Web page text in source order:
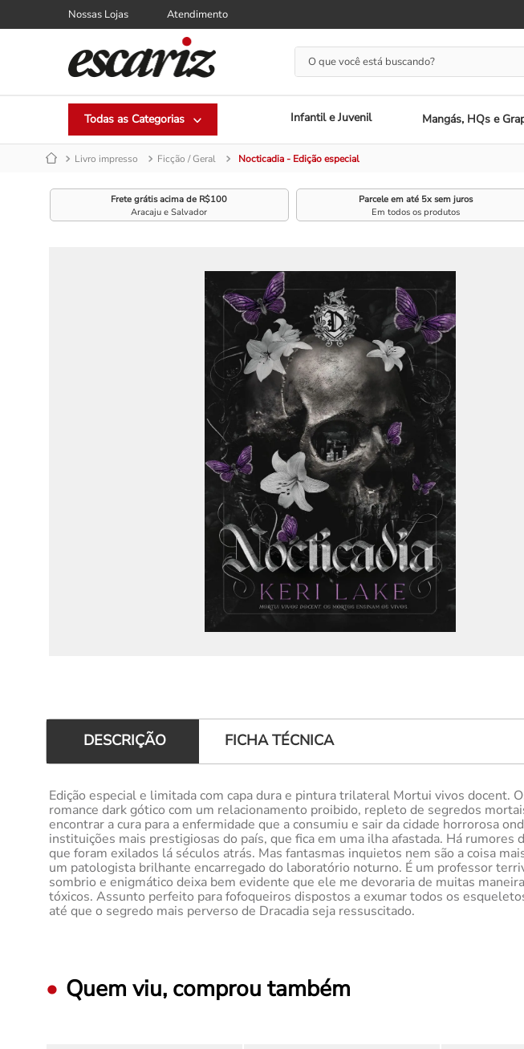
Nossas Lojas Atendimento
O que você está buscando?
Infantil e Juvenil Mangás, HQs e
Livro impresso Ficção / Geral Nocticadia - Edição especial
Frete grátis acima de R$100
Aracaju e Salvador
Parcele em até 5x sem juros
Em todos os produtos
DESCRIÇÃO FICHA TÉCNICA
Edição especial e limitada com capa dura e pintura trilateral Mortui vivos docent.
romance dark gótico com um relacionamento proibido, repleto de segredos
encontrar a cura para a enfermidade que a consumiu e sair da cidade horrorosa
instituições mais prestigiosas do país, que fica em uma ilha afastada. Há
que foram exilados lá séculos atrás. Mas fantasmas inquietos nem são a coisa
um patologista brilhante encarregado do laboratório noturno. É um professor
sombrio e enigmático deixa bem evidente que ele me devoraria de muitas
tóxicos. Assunto perfeito para fofoqueiros dispostos a exumar todos os
até que o segredo mais perverso de Dracadia seja ressuscitado.
Quem viu, comprou também